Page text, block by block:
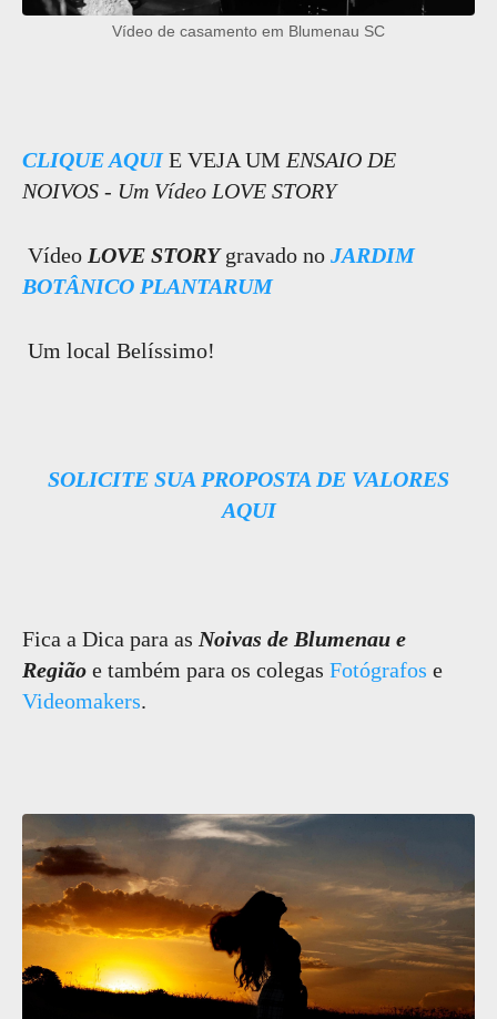
Vídeo de casamento em Blumenau SC
CLIQUE AQUIE VEJA UM ENSAIO DE
NOIVOS - Um Vídeo LOVE STORY
Vídeo LOVE STORYgravado no JARDIM
BOTÂNICO PLANTARUM
Um local Belíssimo!
SOLICITE SUA PROPOSTA DE VALORES
AQUI
Fica a Dica para as Noivas de Blumenau e
Região e também para os colegas Fotógrafos e
Videomakers.